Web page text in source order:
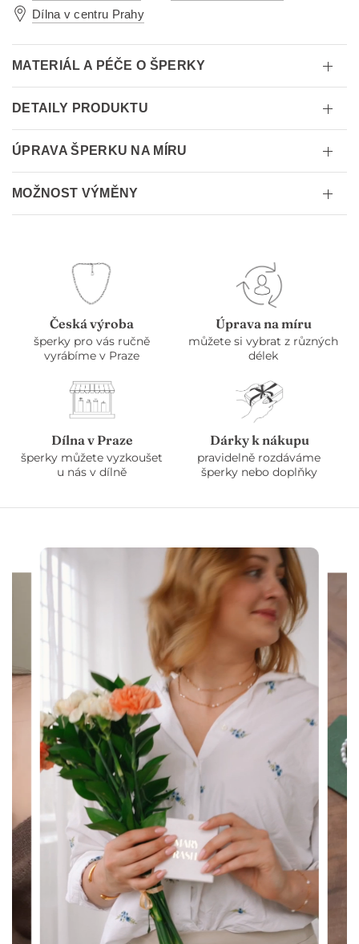
Dílna v centru Prahy
MATERIÁL A PÉČE O ŠPERKY
DETAILY PRODUKTU
ÚPRAVA ŠPERKU NA MÍRU
MOŽNOST VÝMĚNY
Česká výroba
šperky pro vás ručně
vyrábíme v Praze
Úprava na míru
můžete si vybrat z různých
délek
Dílna v Praze
šperky můžete vyzkoušet
u nás v dílně
Dárky k nákupu
pravidelně rozdáváme
šperky nebo doplňky